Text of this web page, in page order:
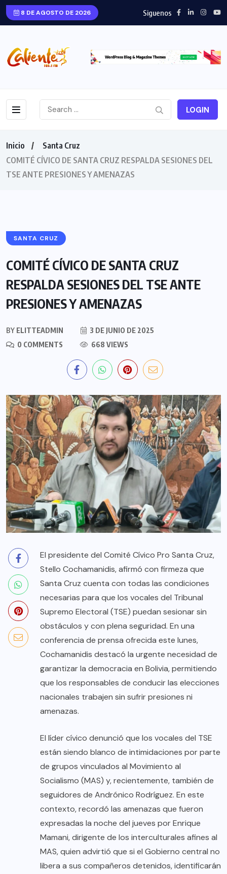
8 DE AGOSTO DE 2026 Siguenos
LOGIN
Inicio
Santa Cruz
COMITÉ CÍVICO DE SANTA CRUZ RESPALDA SESIONES DEL
TSE ANTE PRESIONES Y AMENAZAS
SANTA CRUZ
COMITÉ CÍVICO DE SANTA CRUZ
RESPALDA SESIONES DEL TSE ANTE
PRESIONES Y AMENAZAS
BY ELITTEADMIN
3 DE JUNIO DE 2025
0 COMMENTS
668 VIEWS
El presidente del Comité Cívico Pro Santa Cruz,
Stello Cochamanidis, afirmó con firmeza que
Santa Cruz cuenta con todas las condiciones
necesarias para que los vocales del Tribunal
Supremo Electoral (TSE) puedan sesionar sin
obstáculos y con plena seguridad. En una
conferencia de prensa ofrecida este lunes,
Cochamanidis destacó la urgente necesidad de
garantizar la democracia en Bolivia, permitiendo
que los responsables de conducir las elecciones
nacionales trabajen sin sufrir presiones ni
amenazas.
El líder cívico denunció que los vocales del TSE
están siendo blanco de intimidaciones por parte
de grupos vinculados al Movimiento al
Socialismo (MAS) y, recientemente, también de
seguidores de Andrónico Rodríguez. En este
contexto, recordó las amenazas que fueron
expresadas la noche del jueves por Enrique
Mamani, dirigente de los interculturales afines al
MAS, quien advirtió que si el Gobierno central no
libera a sus compañeros detenidos, identificarán